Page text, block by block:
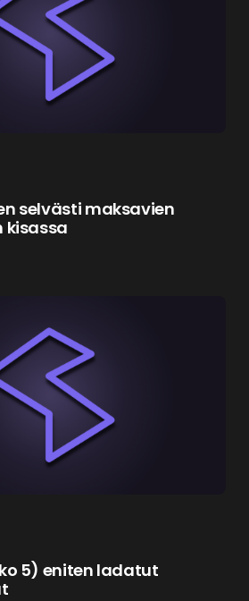
selvästi maksavien
kisassa
5) eniten ladatut